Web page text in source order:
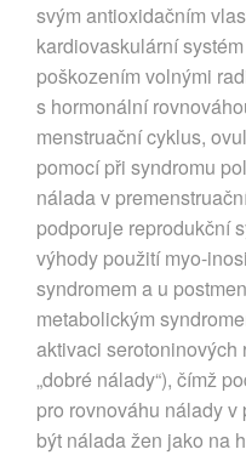
svým antioxidačním
kardiovaskulární
poškozením volnými
s hormonální
menstruační cyklus,
pomocí při syndromu
nálada v
podporuje reprodukční
výhody použití myo-
syndromem a u
metabolickým
aktivaci serotoninových
„dobré nálady“), čímž
pro rovnováhu nálady v
být nálada žen jako na